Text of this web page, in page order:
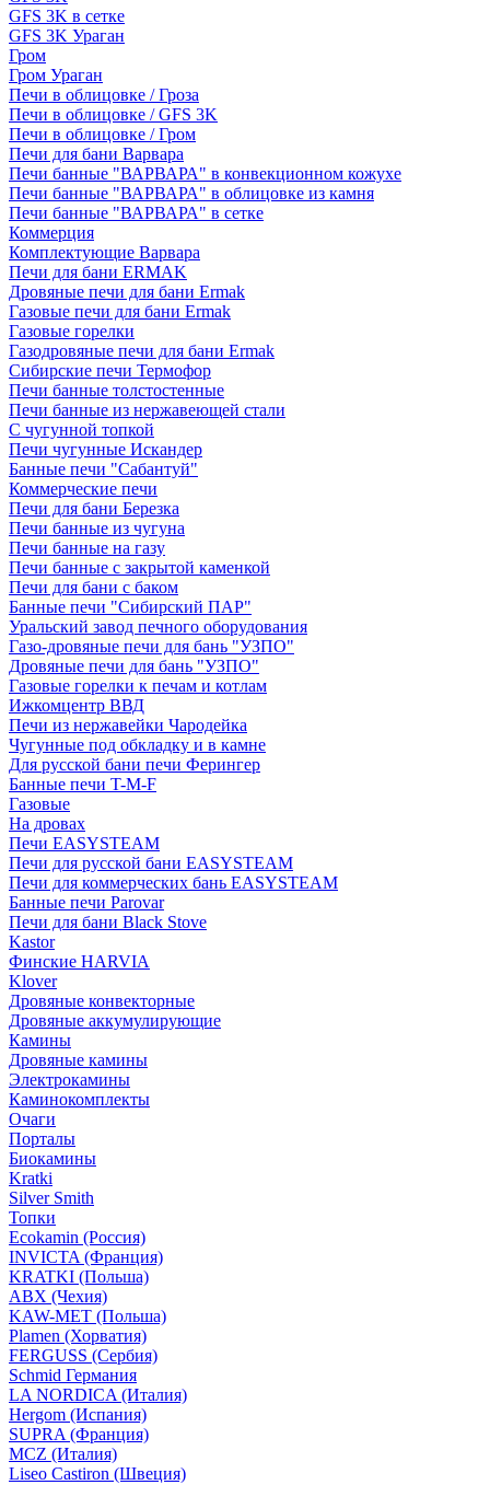
GFS 3K в сетке
GFS 3K Ураган
Гром
Гром Ураган
Печи в облицовке / Гроза
Печи в облицовке / GFS 3K
Печи в облицовке / Гром
Печи для бани Варвара
Печи банные "ВАРВАРА" в конвекционном кожухе
Печи банные "ВАРВАРА" в облицовке из камня
Печи банные "ВАРВАРА" в сетке
Коммерция
Комплектующие Варвара
Печи для бани ERMAK
Дровяные печи для бани Ermak
Газовые печи для бани Ermak
Газовые горелки
Газодровяные печи для бани Ermak
Сибирские печи Термофор
Печи банные толстостенные
Печи банные из нержавеющей стали
С чугунной топкой
Печи чугунные Искандер
Банные печи "Сабантуй"
Коммерческие печи
Печи для бани Березка
Печи банные из чугуна
Печи банные на газу
Печи банные с закрытой каменкой
Печи для бани с баком
Банные печи "Сибирский ПАР"
Уральский завод печного оборудования
Газо-дровяные печи для бань "УЗПО"
Дровяные печи для бань "УЗПО"
Газовые горелки к печам и котлам
Ижкомцентр ВВД
Печи из нержавейки Чародейка
Чугунные под обкладку и в камне
Для русской бани печи Ферингер
Банные печи T-M-F
Газовые
На дровах
Печи EASYSTEAM
Печи для русской бани EASYSTEAM
Печи для коммерческих бань EASYSTEAM
Банные печи Parovar
Печи для бани Black Stove
Kastor
Финские HARVIA
Klover
Дровяные конвекторные
Дровяные аккумулирующие
Камины
Дровяные камины
Электрокамины
Каминокомплекты
Очаги
Порталы
Биокамины
Kratki
Silver Smith
Топки
Ecokamin (Россия)
INVICTA (Франция)
KRATKI (Польша)
ABX (Чехия)
KAW-MET (Польша)
Plamen (Хорватия)
FERGUSS (Сербия)
Schmid Германия
LA NORDICA (Италия)
Hergom (Испания)
SUPRA (Франция)
MCZ (Италия)
Liseo Castiron (Швеция)